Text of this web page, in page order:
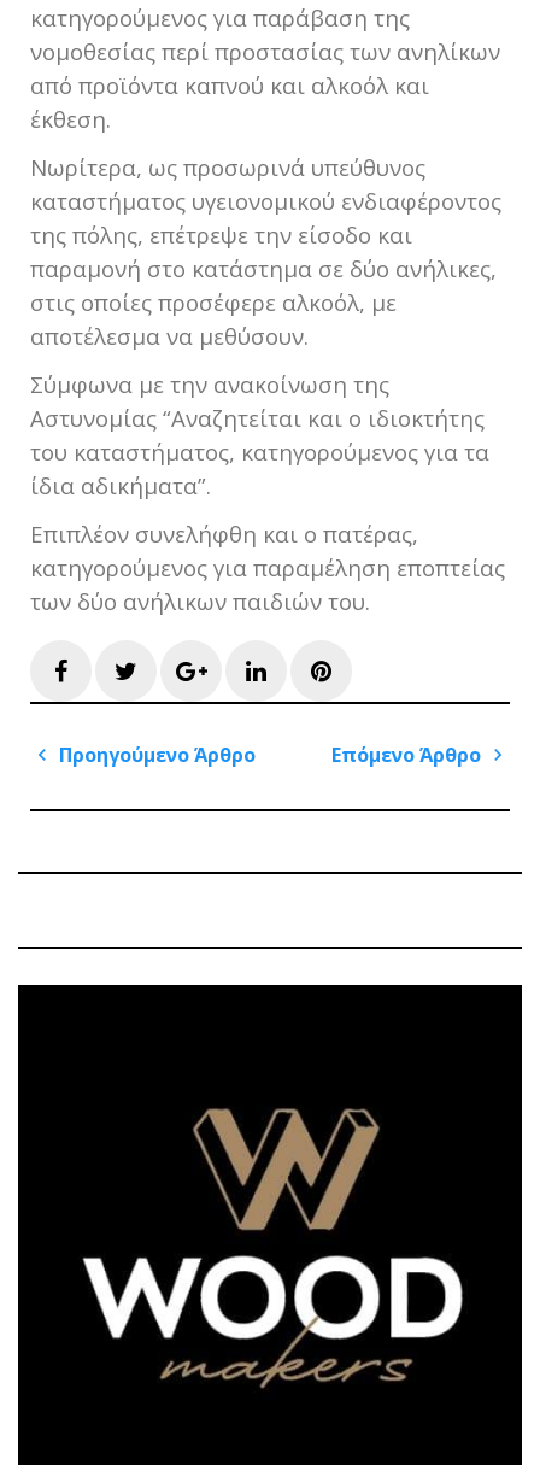
κατηγορούμενος για παράβαση της
νομοθεσίας περί προστασίας των ανηλίκων
από προϊόντα καπνού και αλκοόλ και
έκθεση.
Νωρίτερα, ως προσωρινά υπεύθυνος
καταστήματος υγειονομικού ενδιαφέροντος
της πόλης, επέτρεψε την είσοδο και
παραμονή στο κατάστημα σε δύο ανήλικες,
στις οποίες προσέφερε αλκοόλ, με
αποτέλεσμα να μεθύσουν.
Σύμφωνα με την ανακοίνωση της
Αστυνομίας “Αναζητείται και ο ιδιοκτήτης
του καταστήματος, κατηγορούμενος για τα
ίδια αδικήματα”.
Επιπλέον συνελήφθη και ο πατέρας,
κατηγορούμενος για παραμέληση εποπτείας
των δύο ανήλικων παιδιών του.
FacebookTwitterGoogle+LinkedInPinterest
Πλοήγηση
Προηγούμενο Άρθρο
Επόμενο Άρθρο